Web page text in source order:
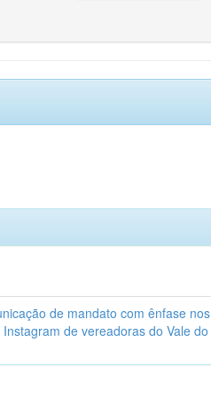
de mandato com ênfase nos
de vereadoras do Vale do